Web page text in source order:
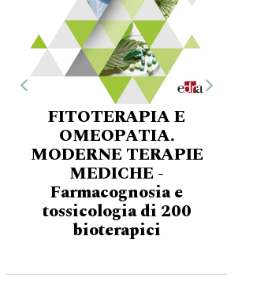
FITOTERAPIA E
OMEOPATIA.
MODERNE TERAPIE
MEDICHE -
Farmacognosia e
tossicologia di 200
bioterapici